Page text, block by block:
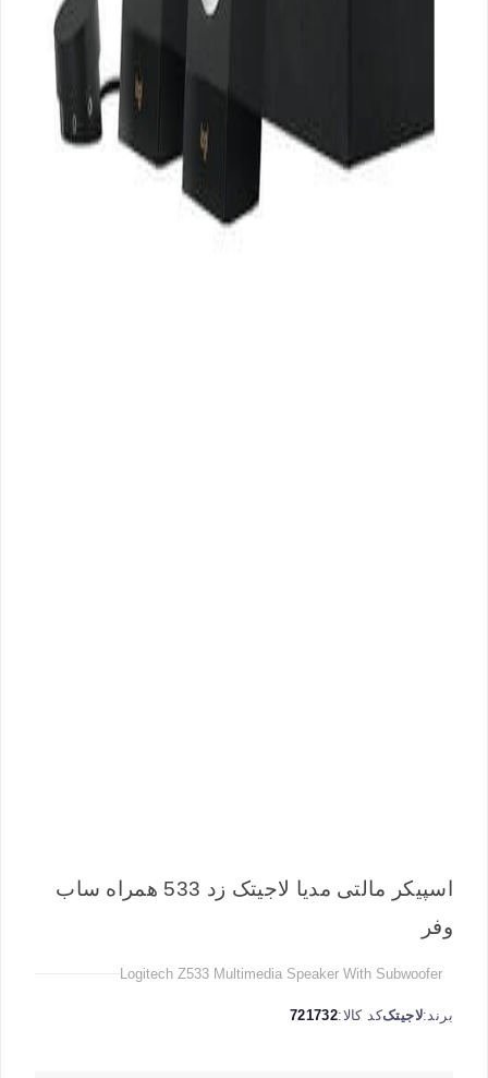
اسپیکر مالتی مدیا لاجیتک زد 533 همراه ساب
وفر
Logitech Z533 Multimedia Speaker With Subwoofer
برند:لاجیتککد کالا:721732